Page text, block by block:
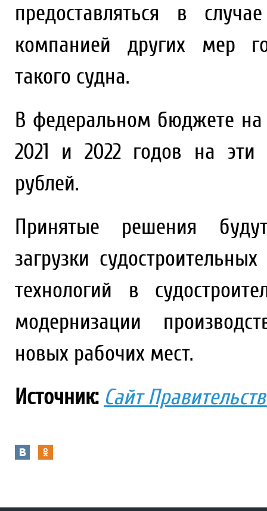
предоставляться в
компанией других мер
такого судна.
В федеральном бюджете
2021 и 2022 годов на эти
рублей.
Принятые решения
загрузки
технологий в
модернизации
новых рабочих мест.
Источник: Сайт